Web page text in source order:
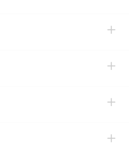
+
+
+
+